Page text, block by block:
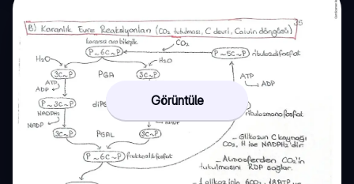
Görüntüle